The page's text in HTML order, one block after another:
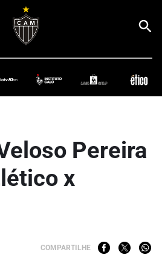
Pereira
x
COMPARTILHE